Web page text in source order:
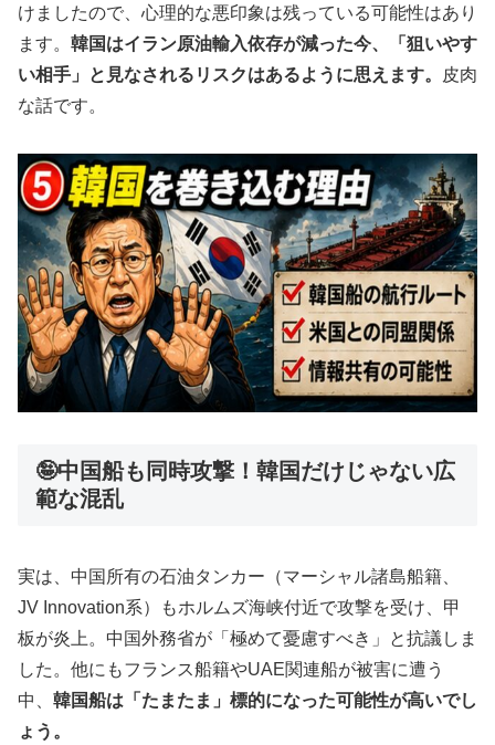
けましたので、心理的な悪印象は残っている可能性はあり
ます。 韓国はイラン原油輸入依存が減った今、「狙いやす
い相手」と見なされるリスクはあるように思えます。
皮肉
な話です。
🤪中国船も同時攻撃！韓国だけじゃない広
範な混乱
実は、中国所有の石油タンカー（マーシャル諸島船籍、
JV Innovation系）もホルムズ海峡付近で攻撃を受け、甲
板が炎上。中国外務省が「極めて憂慮すべき」と抗議しま
した。他にもフランス船籍やUAE関連船が被害に遭う
中、 韓国船は「たまたま」標的になった可能性が高いでし
ょう。